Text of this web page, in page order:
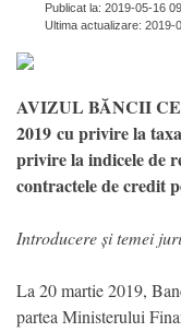
Publicat la: 2019-05-16
Ultima actualizare: 2019-
AVIZUL BĂNCII
2019 cu privire la
privire la indicele de
contractele de credit
Introducere și temei
La 20 martie 2019,
partea Ministerului